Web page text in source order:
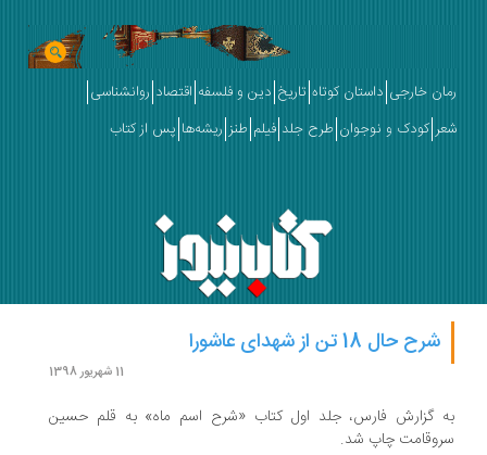
رمان خارجی داستان کوتاه تاریخ دین و فلسفه اقتصاد روانشناسی
شعر کودک و نوجوان طرح جلد فیلم طنز ریشه‌ها پس از کتاب
شرح حال 18 تن از شهدای عاشورا
11 شهریور 1398
به گزارش فارس، جلد اول کتاب «شرح اسم ماه» به قلم حسین
سروقامت چاپ شد.